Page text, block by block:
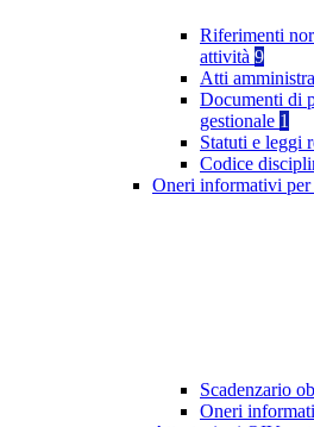
Riferimenti
attività 9
Atti
Documenti di
gestionale 1
Statuti e leggi
Codice
Oneri informativi per
Scadenzario
Oneri